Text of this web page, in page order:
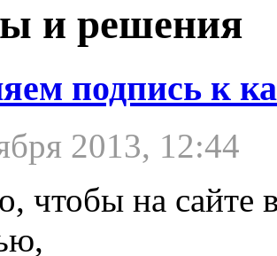
и решения
подпись к
2013, 12:44
чтобы на сайте